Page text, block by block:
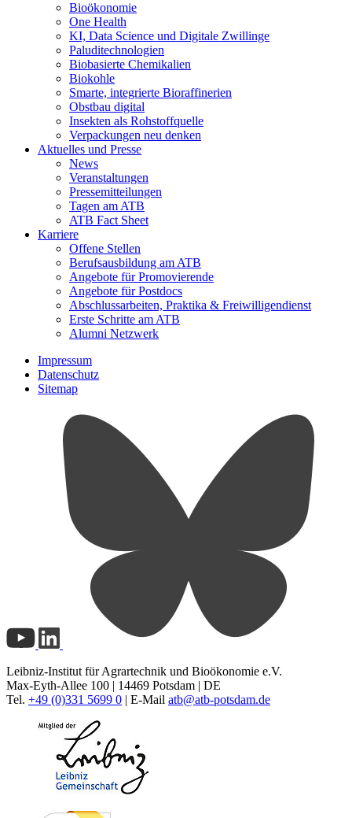
Bioökonomie
One Health
KI, Data Science und Digitale Zwillinge
Paluditechnologien
Biobasierte Chemikalien
Biokohle
Smarte, integrierte Bioraffinerien
Obstbau digital
Insekten als Rohstoffquelle
Verpackungen neu denken
Aktuelles und Presse
News
Veranstaltungen
Pressemitteilungen
Tagen am ATB
ATB Fact Sheet
Karriere
Offene Stellen
Berufsausbildung am ATB
Angebote für Promovierende
Angebote für Postdocs
Abschlussarbeiten, Praktika & Freiwilligendienst
Erste Schritte am ATB
Alumni Netzwerk
Impressum
Datenschutz
Sitemap
Leibniz-Institut für Agrartechnik und Bioökonomie e.V.
Max-Eyth-Allee 100 | 14469 Potsdam | DE
Tel. +49 (0)331 5699 0 | E-Mail atb@atb-potsdam.de